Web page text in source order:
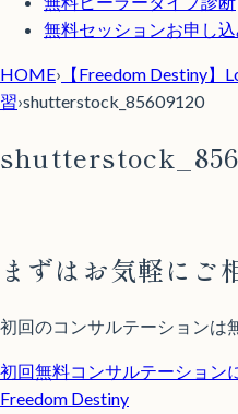
無料セッションお申し
HOME› 【Freedom Destiny】
習›shutterstock_85609120
まずはお気軽にご
初回のコンサルテーションは
初回無料コンサルテーション
Freedom Destiny